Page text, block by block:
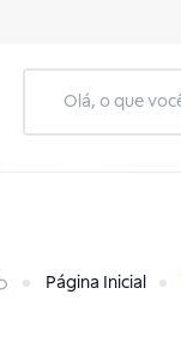
Página Inicial